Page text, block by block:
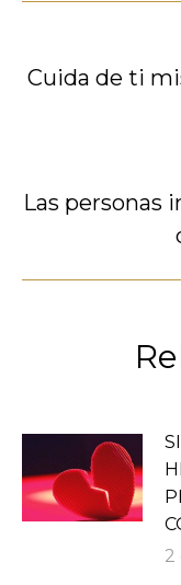
entre
Cuida de ti
Las personas
2